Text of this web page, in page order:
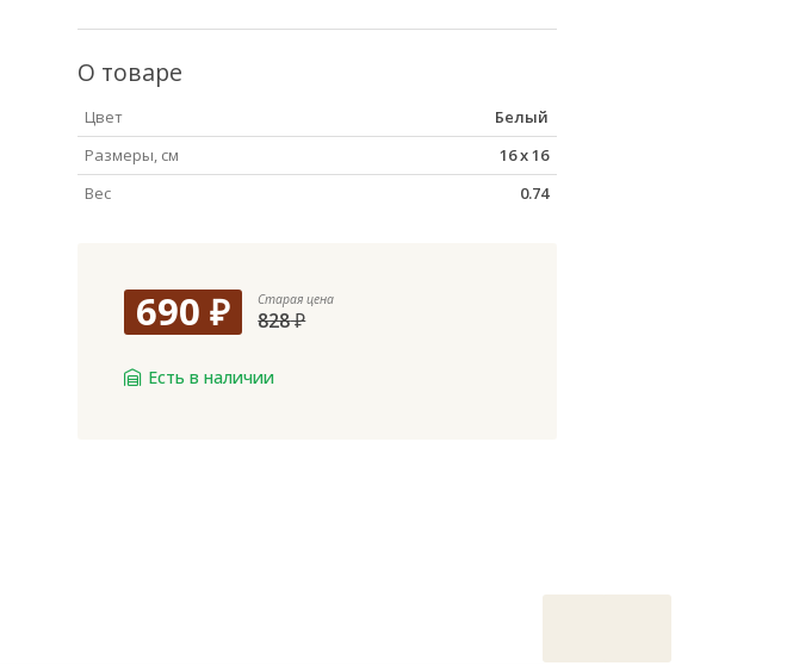
О товаре
Цвет
Белый
Размеры, см
16x16
Вес
0.74
690 ₽ Старая цена
828₽
Есть в наличии